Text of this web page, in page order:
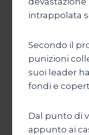
intrappolata
Secondo il
punizioni
suoi leader
fondi e
Dal punto di
appunto ai